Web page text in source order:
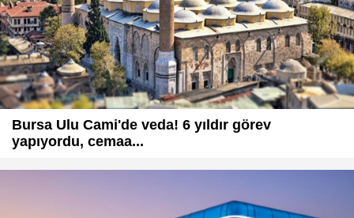
Bursa Ulu Cami'de veda! 6 yıldır görev
yapıyordu, cemaa...